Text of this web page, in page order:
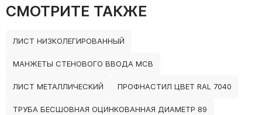
СМОТРИТЕ ТАКЖЕ
ЛИСТ НИЗКОЛЕГИРОВАННЫЙ
МАНЖЕТЫ СТЕНОВОГО ВВОДА МСВ
ЛИСТ МЕТАЛЛИЧЕСКИЙ ПРОФНАСТИЛ ЦВЕТ RAL 7040
ТРУБА БЕСШОВНАЯ ОЦИНКОВАННАЯ ДИАМЕТР 89